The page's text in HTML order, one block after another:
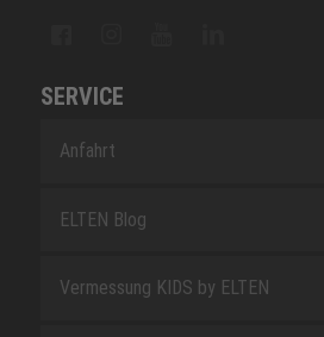
SERVICE
Anfahrt
ELTEN Blog
Vermessung KIDS by ELTEN